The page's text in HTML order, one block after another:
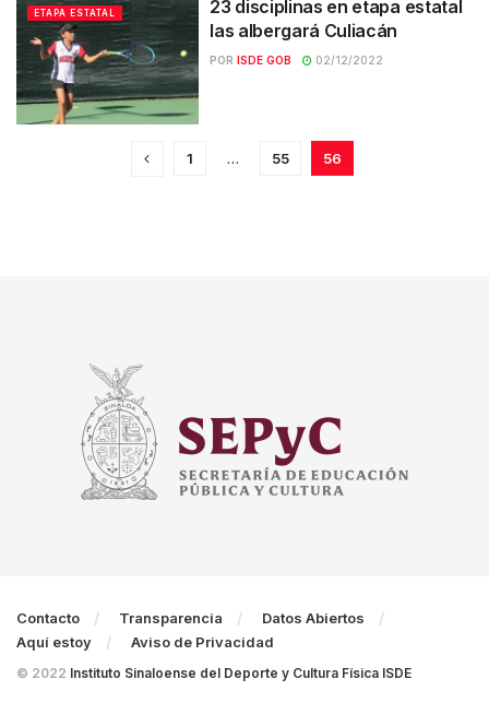
ETAPA ESTATAL
23 disciplinas en etapa estatal
las albergará Culiacán
POR ISDE GOB 02/12/2022
1 … 55 56
Contacto Transparencia
Datos Abiertos
Aquí estoy
Aviso de Privacidad
© 2022 Instituto Sinaloense del Deporte y Cultura Física ISDE